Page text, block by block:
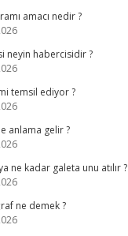
amacı nedir ?
neyin habercisidir ?
temsil ediyor ?
anlama gelir ?
ne kadar galeta unu atılır ?
ne demek ?